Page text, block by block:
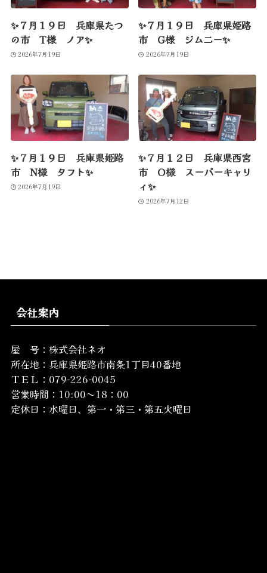
✨７月１９日 兵庫県たつ
の市 T様 ノア✨
2026年7月19日
✨７月１９日 兵庫県姫路
市 G様 ジムニー✨
2026年7月19日
✨７月１９日 兵庫県姫路
市 N様 タフト✨
2026年7月19日
✨７月１２日 兵庫県西宮
市 O様 スーパーキャリ
ィ✨
2026年7月12日
会社案内
屋 号：株式会社ネオ
所在地： 兵庫県姫路市南条1丁目40番地
ＴＥＬ：079-226-0045
営業時間：10:00～18：00
定休日：水曜日、第一・第三・第五火曜日